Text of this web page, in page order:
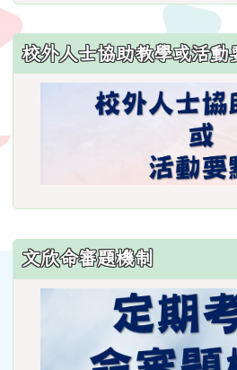
\
校外人士協助教學或活動
文欣命審題機制